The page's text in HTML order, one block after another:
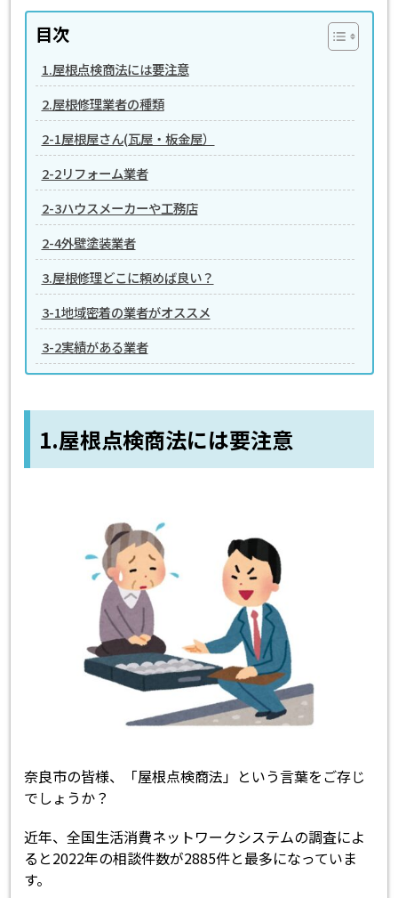
工場倉庫修繕 アパート・マンション修繕
目次
1.屋根点検商法には要注意
2.屋根修理業者の種類
2-1屋根屋さん(瓦屋・板金屋）
2-2リフォーム業者
2-3ハウスメーカーや工務店
2-4外壁塗装業者
3.屋根修理どこに頼めば良い？
3-1地域密着の業者がオススメ
3-2実績がある業者
1.屋根点検商法には要注意
奈良市の皆様、「屋根点検商法」という言葉をご存じ
でしょうか？
近年、全国生活消費ネットワークシステムの調査によ
ると2022年の相談件数が2885件と最多になっていま
す。